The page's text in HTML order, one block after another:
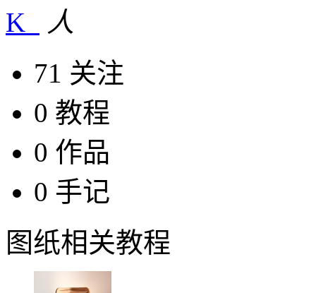
K_
71 关注
0 教程
0 作品
0 手记
图纸相关教程